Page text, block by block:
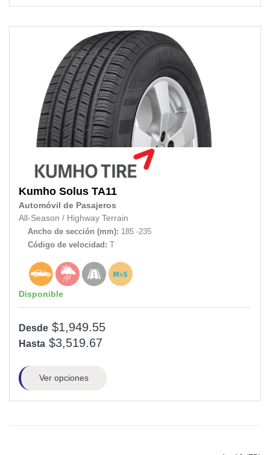
Kumho Solus TA11
Automóvil de Pasajeros
All-Season / Highway Terrain
Ancho de sección (mm): 185 -235
Código de velocidad: T
Disponible
Desde $1,949.55
Hasta $3,519.67
Ver opciones